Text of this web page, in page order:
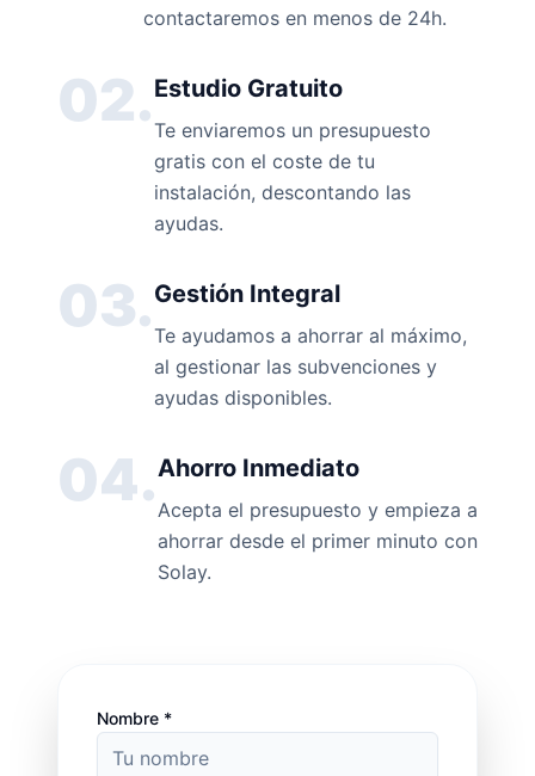
contactaremos en menos de 24h.
02.Estudio Gratuito
Te enviaremos un presupuesto
gratis con el coste de tu
instalación, descontando las
ayudas.
03.Gestión Integral
Te ayudamos a ahorrar al máximo,
al gestionar las subvenciones y
ayudas disponibles.
04.Ahorro Inmediato
Acepta el presupuesto y empieza a
ahorrar desde el primer minuto con
Solay.
Nombre *